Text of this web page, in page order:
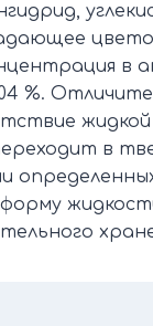
в
%.
в